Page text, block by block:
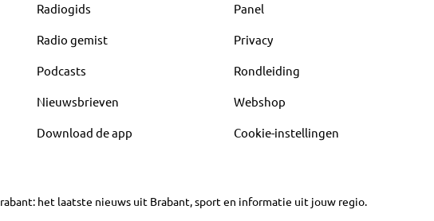
Radiogids
Radio gemist
Podcasts
Nieuwsbrieven
Download de app
Panel
Privacy
Rondleiding
Webshop
Cookie-instellingen
het laatste nieuws uit Brabant, sport en informatie uit jouw regio.